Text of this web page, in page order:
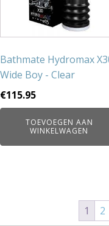
Bathmate Hydromax
Wide Boy - Clear
€115.95
TOEVOEGEN AAN
WINKELWAGEN
1 2